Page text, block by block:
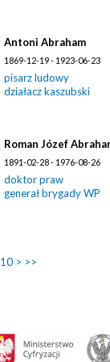
Antoni Abraham
1869-12-19 - 1923-06-23
pisarz ludowy
działacz kaszubski
Roman Józef
1891-02-28 - 1976-08-26
doktor praw
generał brygady WP
10 > >>